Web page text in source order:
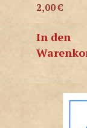
2,00€
In den